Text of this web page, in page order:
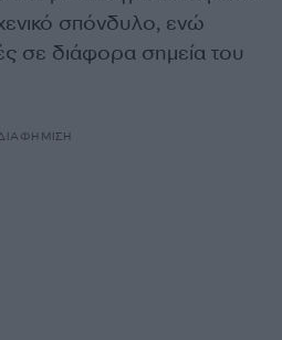
σπόνδυλο, ενώ
σε διάφορα σημεία του